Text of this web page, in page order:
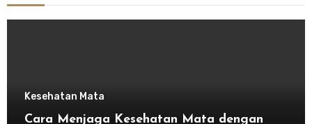
Kesehatan Mata
Cara Menjaga Kesehatan Mata dengan